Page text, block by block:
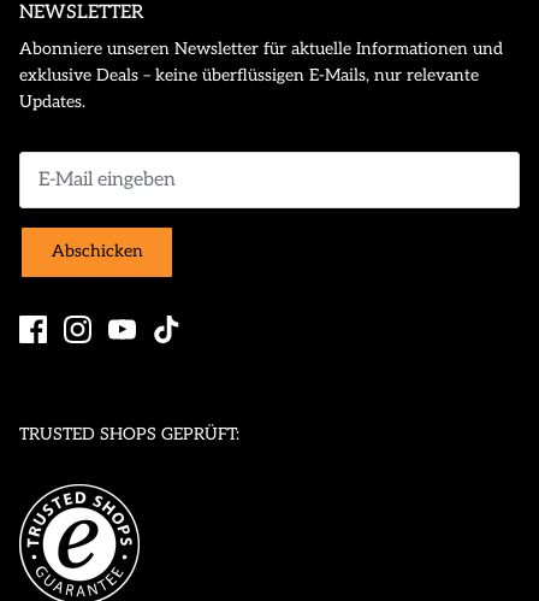
NEWSLETTER
Abonniere unseren Newsletter für aktuelle Informationen und
exklusive Deals – keine überflüssigen E-Mails, nur relevante
Updates.
Abschicken
TRUSTED SHOPS GEPRÜFT: